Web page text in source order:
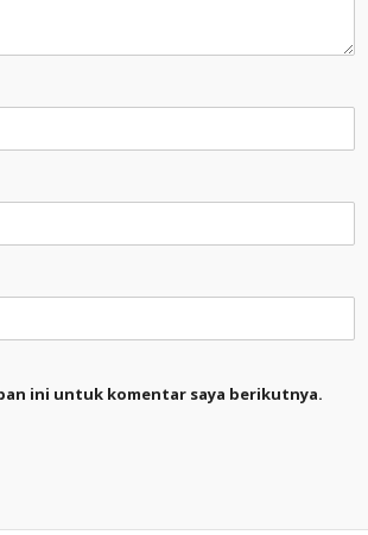
ini untuk komentar saya berikutnya.